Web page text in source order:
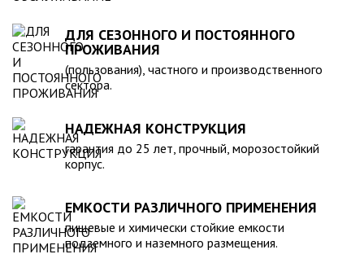
ДЛЯ СЕЗОННОГО И ПОСТОЯННОГО
ПРОЖИВАНИЯ
(пользования), частного и производственного
сектора.
НАДЕЖНАЯ КОНСТРУКЦИЯ
гарантия до 25 лет, прочный, морозостойкий
корпус.
ЕМКОСТИ РАЗЛИЧНОГО ПРИМЕНЕНИЯ
пищевые и химически стойкие емкости
подземного и наземного размещения.